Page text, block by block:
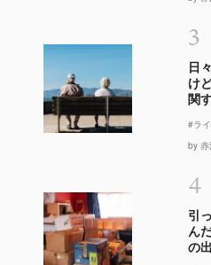
3
日
け
関
#ラ
by 赤
4
引
ん
の